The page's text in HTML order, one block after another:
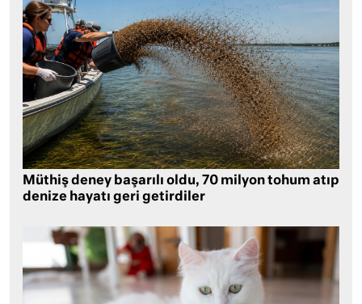
Müthiş deney başarılı oldu, 70 milyon tohum atıp
denize hayatı geri getirdiler